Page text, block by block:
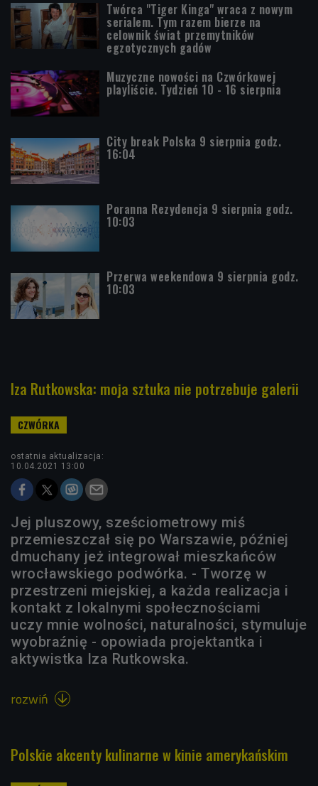
Twórca "Tiger Kinga" wraca z nowym
serialem. Tym razem bierze na
celownik świat przemytników
egzotycznych gadów
Muzyczne nowości na Czwórkowej
playliście. Tydzień 10 - 16 sierpnia
City break Polska 9 sierpnia godz.
16:04
Poranna Rezydencja 9 sierpnia godz.
10:03
Przerwa weekendowa 9 sierpnia godz.
10:03
Iza Rutkowska: moja sztuka nie potrzebuje galerii
ostatnia aktualizacja:
10.04.2021 13:00
Jej pluszowy, sześciometrowy miś
przemieszczał się po Warszawie, później
dmuchany jeż integrował mieszkańców
wrocławskiego podwórka. - Tworzę w
przestrzeni miejskiej, a każda realizacja i
kontakt z lokalnymi społecznościami
uczy mnie wolności, naturalności, stymuluje
wyobraźnię - opowiada projektantka i
aktywistka Iza Rutkowska.
rozwiń 
Polskie akcenty kulinarne w kinie amerykańskim